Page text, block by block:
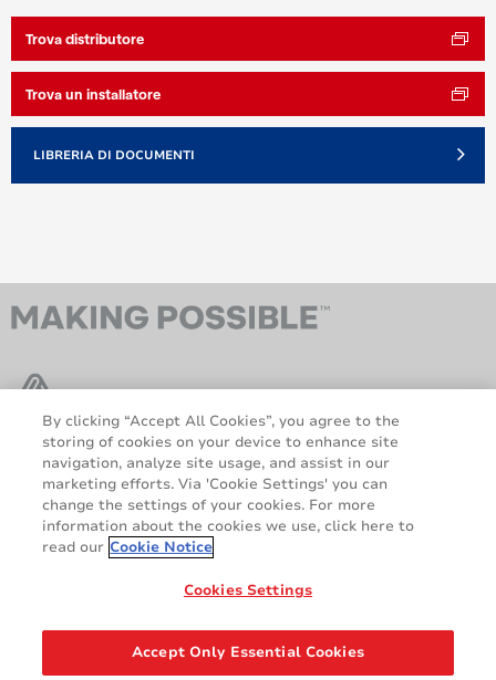
Trova distributore
Trova un installatore
LIBRERIA DI DOCUMENTI
AveryDennison.com
Sitemap
Chi siamo
Informative legali e sulla
privacy
Politica relativa ai Cookie
responsabilità
By clicking “Accept All Cookies”, you agree to the
storing of cookies on your device to enhance site
navigation, analyze site usage, and assist in our
marketing efforts. Via 'Cookie Settings' you can
change the settings of your cookies. For more
information about the cookies we use, click here to
read our Cookie Notice
Cookies Settings
Accept Only Essential Cookies